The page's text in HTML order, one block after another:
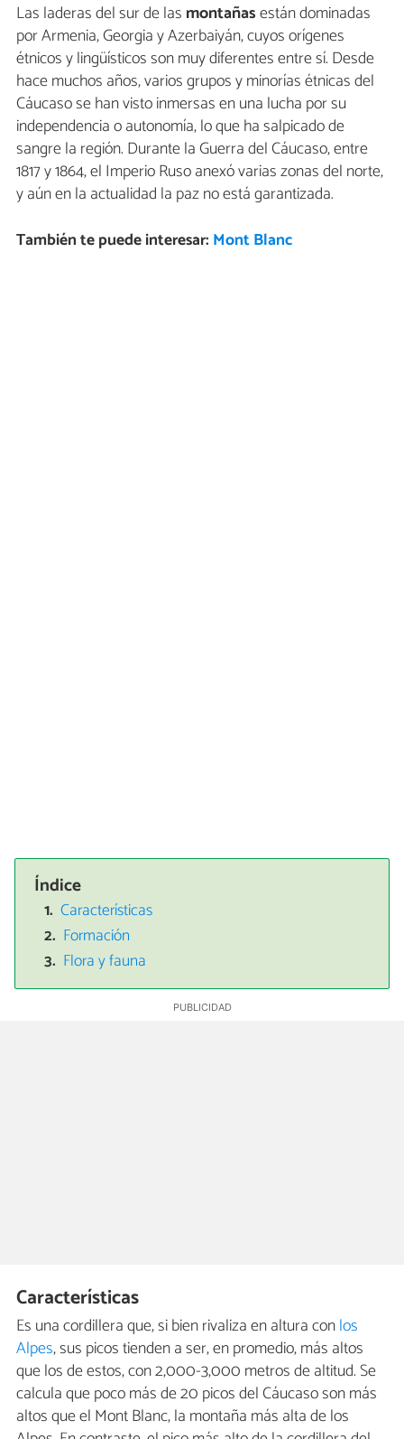
Las laderas del sur de las montañasestán dominadas
por Armenia, Georgia y Azerbaiyán, cuyos orígenes
étnicos y lingüísticos son muy diferentes entre sí. Desde
hace muchos años, varios grupos y minorías étnicas del
Cáucaso se han visto inmersas en una lucha por su
independencia o autonomía, lo que ha salpicado de
sangre la región. Durante la Guerra del Cáucaso, entre
1817 y 1864, el Imperio Ruso anexó varias zonas del norte,
y aún en la actualidad la paz no está garantizada.
También te puede interesar: Mont Blanc
Índice
Características
Formación
Flora y fauna
Características
Es una cordillera que, si bien rivaliza en altura conlos
Alpes, sus picos tienden a ser, en promedio, más altos
que los de estos, con 2,000-3,000 metros de altitud. Se
calcula que poco más de 20 picos del Cáucaso son más
altos que el Mont Blanc, la montaña más alta de los